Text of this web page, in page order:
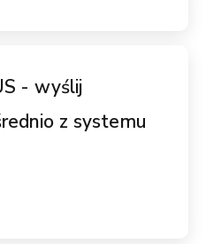
- wyślij
z systemu